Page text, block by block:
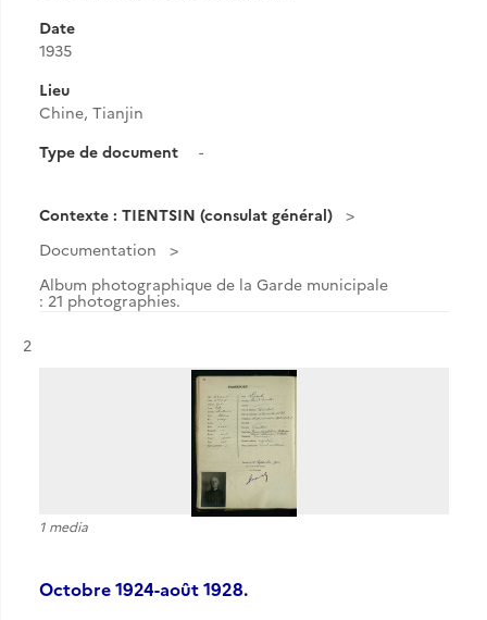
Date
1935
Lieu
Chine, Tianjin
Type de document
-
Contexte : TIENTSIN (consulat général)
Documentation
Album photographique de la Garde municipale
: 21 photographies.
Résultat n°
2
1 media
Octobre 1924-août 1928.